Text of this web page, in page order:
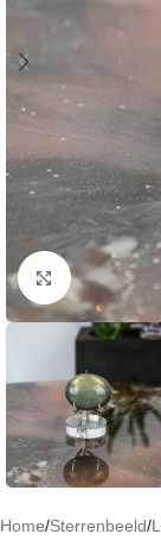
Klik om te
Home/Sterrenbeeld/